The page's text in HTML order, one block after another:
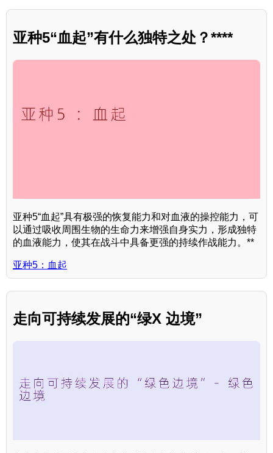
亚种5“血起”有什么独特之处？****
亚种5“血起”具有极强的恢复能力和对血液的操控能力，可
以通过吸收周围生物的生命力来增强自身实力，形成独特
的血液能力，使其在战斗中具备更强的持续作战能力。**
亚种5：血起
走向可持续发展的“绿X 边境”